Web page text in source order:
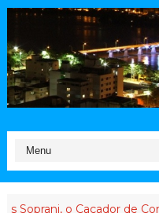
o Caçador de Corruptos,